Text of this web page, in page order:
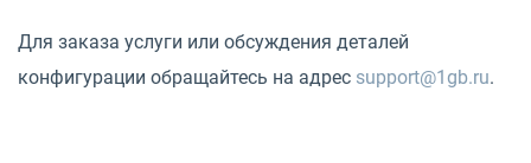
Для заказа услуги или обсуждения деталей
конфигурации обращайтесь на адрес support@1gb.ru.